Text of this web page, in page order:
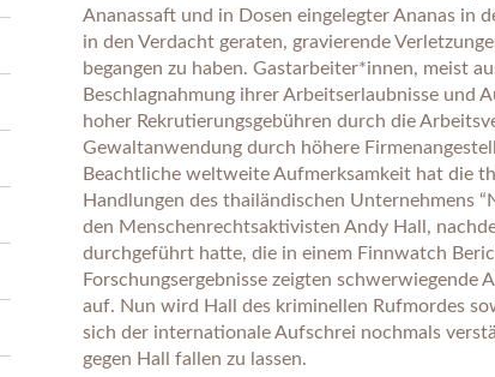
Ananassaft und in Dosen eingelegter Ananas in
in den Verdacht geraten, gravierende
begangen zu haben. Gastarbeiter*innen, meist
Beschlagnahmung ihrer Arbeitserlaubnisse und
hoher Rekrutierungsgebühren durch die
Gewaltanwendung durch höhere
Beachtliche weltweite Aufmerksamkeit hat die
Handlungen des thailändischen Unternehmens
den Menschenrechtsaktivisten Andy Hall,
durchgeführt hatte, die in einem Finnwatch
Forschungsergebnisse zeigten
auf. Nun wird Hall des kriminellen Rufmordes
sich der internationale Aufschrei nochmals
gegen Hall fallen zu lassen.